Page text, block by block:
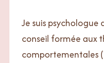
Je suis psychologue
conseil formée aux
comportementales